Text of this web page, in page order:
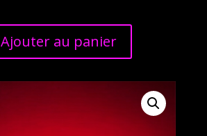
Ajouter au panier